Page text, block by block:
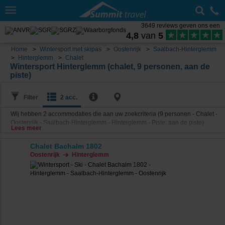
Toggle
3649 reviews geven ons een
4,8 van 5
Home Wintersport met skipas Oostenrijk
Saalbach-Hinterglemm
Hinterglemm
Chalet
Wintersport Hinterglemm (chalet, 9 personen, aan de
piste)
Filter 2 acc.
Wij hebben 2 accommodaties die aan uw zoekcriteria (9 personen - Chalet -
Oostenrijk - Saalbach-Hinterglemm - Hinterglemm - Piste: aan de piste)
voldoen.
Lees meer
Chalet Bachalm 1802
Oostenrijk Hinterglemm